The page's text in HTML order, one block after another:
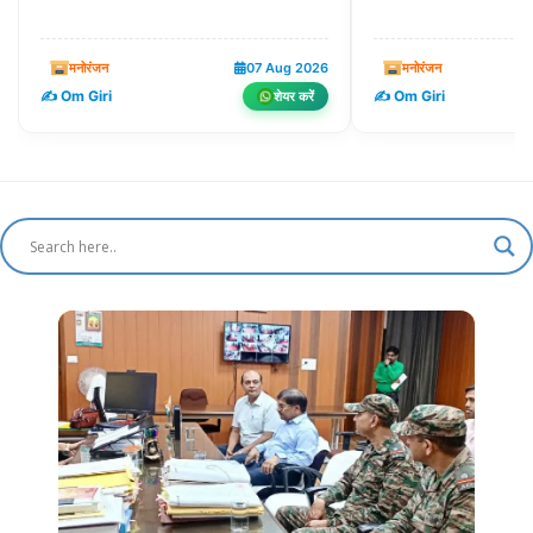
मनोरंजन 07 Aug 2026
✍️ Om Giri शेयर करें
मनोरंजन
✍️ Om Giri